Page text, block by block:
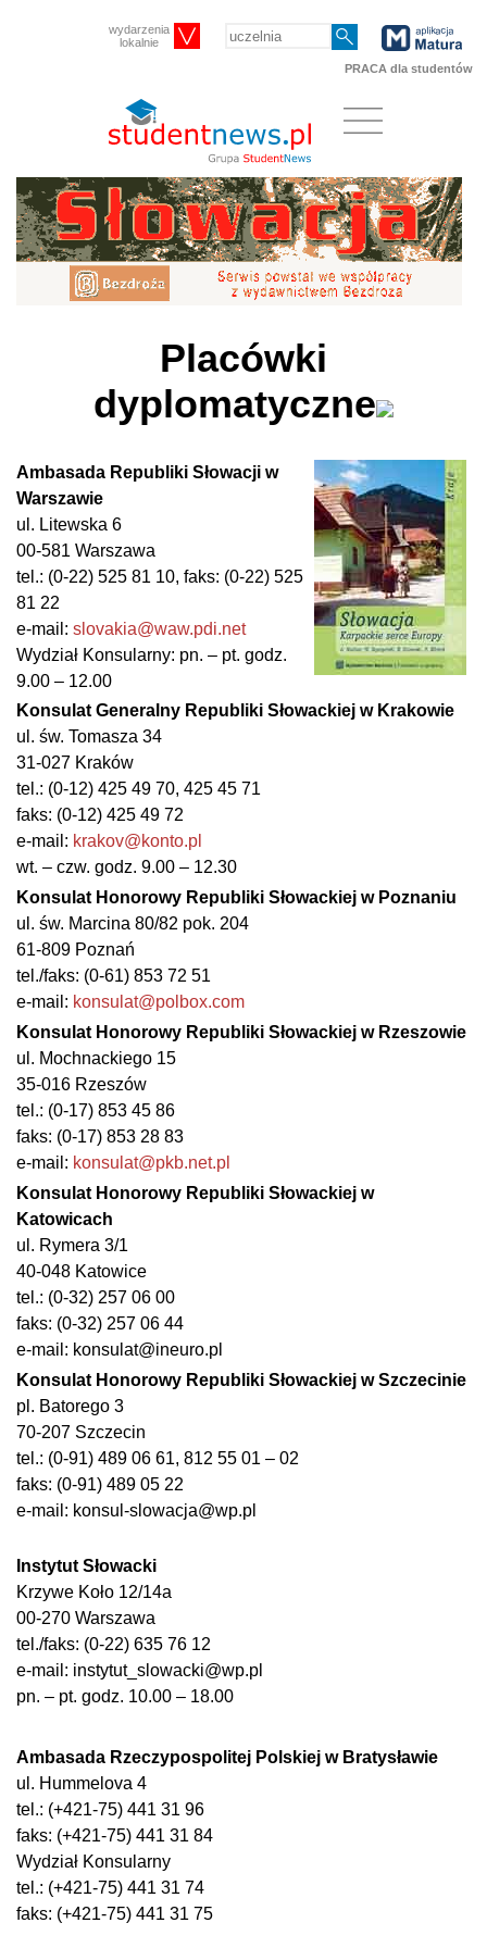
wydarzenia
lokalnie
PRACA dla studentów
Placówki
dyplomatyczne
Ambasada Republiki Słowacji w
Warszawie
ul. Litewska 6
00-581 Warszawa
tel.: (0-22) 525 81 10, faks: (0-22) 525
81 22
e-mail: slovakia@waw.pdi.net
Wydział Konsularny: pn. – pt. godz.
9.00 – 12.00
Konsulat Generalny Republiki Słowackiej w Krakowie
ul. św. Tomasza 34
31-027 Kraków
tel.: (0-12) 425 49 70, 425 45 71
faks: (0-12) 425 49 72
e-mail: krakov@konto.pl
wt. – czw. godz. 9.00 – 12.30
Konsulat Honorowy Republiki Słowackiej w Poznaniu
ul. św. Marcina 80/82 pok. 204
61-809 Poznań
tel./faks: (0-61) 853 72 51
e-mail: konsulat@polbox.com
Konsulat Honorowy Republiki Słowackiej w Rzeszowie
ul. Mochnackiego 15
35-016 Rzeszów
tel.: (0-17) 853 45 86
faks: (0-17) 853 28 83
e-mail: konsulat@pkb.net.pl
Konsulat Honorowy Republiki Słowackiej w
Katowicach
ul. Rymera 3/1
40-048 Katowice
tel.: (0-32) 257 06 00
faks: (0-32) 257 06 44
e-mail: konsulat@ineuro.pl
Konsulat Honorowy Republiki Słowackiej w Szczecinie
pl. Batorego 3
70-207 Szczecin
tel.: (0-91) 489 06 61, 812 55 01 – 02
faks: (0-91) 489 05 22
e-mail: konsul-slowacja@wp.pl
Instytut Słowacki
Krzywe Koło 12/14a
00-270 Warszawa
tel./faks: (0-22) 635 76 12
e-mail: instytut_slowacki@wp.pl
pn. – pt. godz. 10.00 – 18.00
Ambasada Rzeczypospolitej Polskiej w Bratysławie
ul. Hummelova 4
tel.: (+421-75) 441 31 96
faks: (+421-75) 441 31 84
Wydział Konsularny
tel.: (+421-75) 441 31 74
faks: (+421-75) 441 31 75